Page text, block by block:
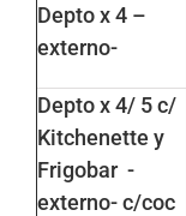
Depto x 4 –
externo-
Depto x 4/ 5 c/
Kitchenette y
Frigobar -
externo- c/coc